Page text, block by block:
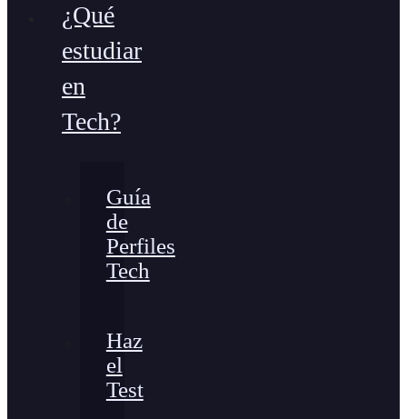
¿Qué
estudiar
en
Tech?
Guía
de
Perfiles
Tech
Haz
el
Test